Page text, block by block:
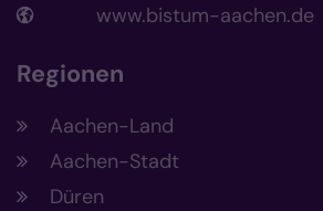
www.bistum-aachen.de
Regionen
Aachen-Land
Aachen-Stadt
Düren